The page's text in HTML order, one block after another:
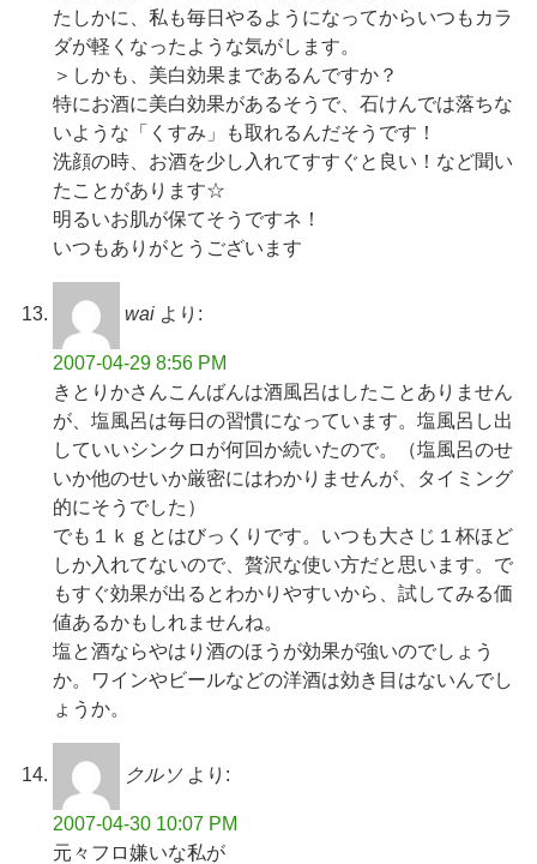
たしかに、私も毎日やるようになってからいつもカラ
ダが軽くなったような気がします。
＞しかも、美白効果まであるんですか？
特にお酒に美白効果があるそうで、石けんでは落ちな
いような「くすみ」も取れるんだそうです！
洗顔の時、お酒を少し入れてすすぐと良い！など聞い
たことがあります☆
明るいお肌が保てそうですネ！
いつもありがとうございます
wai より:
2007-04-29 8:56 PM
きとりかさんこんばんは酒風呂はしたことありません
が、塩風呂は毎日の習慣になっています。塩風呂し出
していいシンクロが何回か続いたので。（塩風呂のせ
いか他のせいか厳密にはわかりませんが、タイミング
的にそうでした）
でも１ｋｇとはびっくり です。いつも大さじ１杯ほど
しか入れてないので、贅沢な使い方だと思います。で
もすぐ効果が出るとわかりやすいから、試してみる価
値あるかもしれませんね。
塩と酒ならやはり酒のほうが効果が強いのでしょう
か。ワインやビールなどの洋酒は効き目はないんでし
ょうか。
クルソ より:
2007-04-30 10:07 PM
元々フロ嫌いな私が